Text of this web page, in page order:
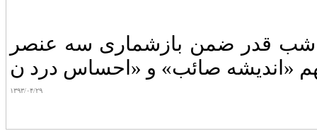
شب قدر ضمن بازشماری سه عنصر
۱۳۹۳/۰۴/۲۹